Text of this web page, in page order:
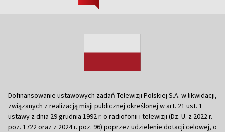
Dofinansowanie ustawowych zadań Telewizji Polskiej S.A. w likwidacji,
związanych z realizacją misji publicznej określonej w art. 21 ust. 1
ustawy z dnia 29 grudnia 1992 r. o radiofonii i telewizji (Dz. U. z 2022 r.
poz. 1722 oraz z 2024 r. poz. 96) poprzez udzielenie dotacji celowej, o